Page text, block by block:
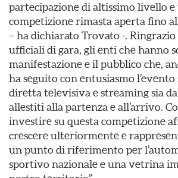
partecipazione di altissimo livello e
competizione rimasta aperta fino
– ha dichiarato Trovato -.
ufficiali di gara, gli enti che hanno
manifestazione e il pubblico che,
ha seguito con entusiasmo
diretta televisiva e streaming sia
allestiti alla partenza e all’arrivo.
investire su questa competizione
crescere ulteriormente e
un punto di riferimento per
sportivo nazionale e una vetrina